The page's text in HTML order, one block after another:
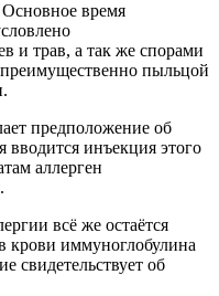
время
и трав, а так же спорами
пыльцой
предположение об
вводится инъекция этого
аллерген
всё же остаётся
крови иммуноглобулина
свидетельствует об